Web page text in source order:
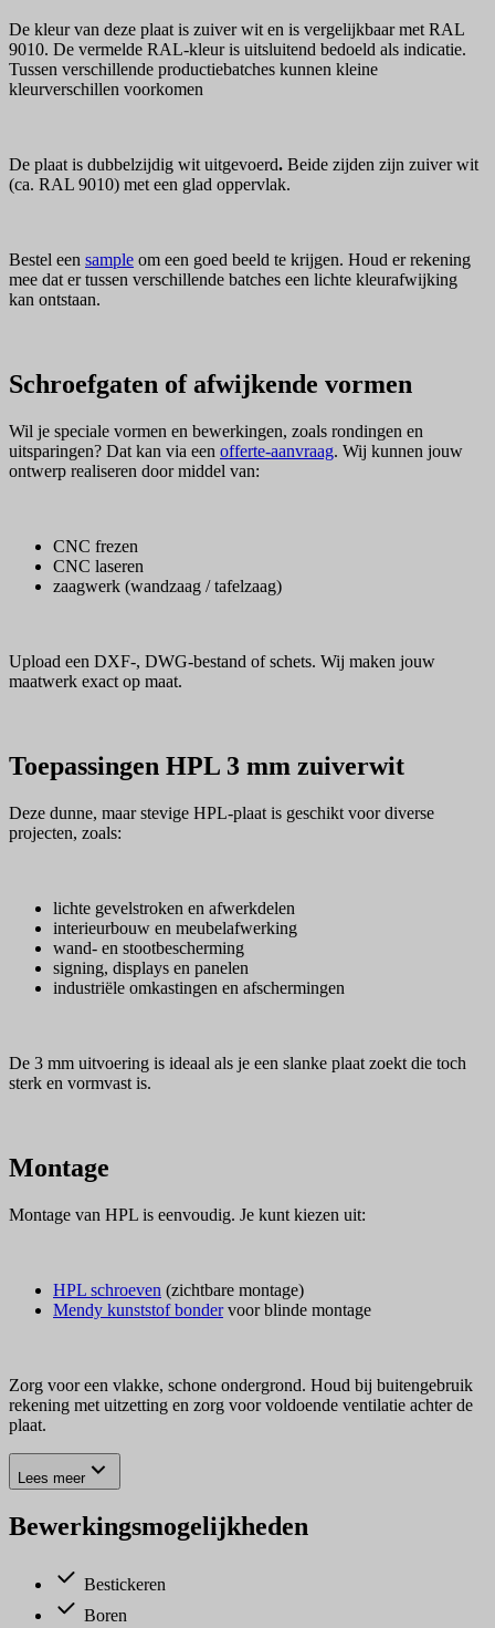
De kleur van deze plaat is zuiver wit en is vergelijkbaar met RAL
9010. De vermelde RAL-kleur is uitsluitend bedoeld als indicatie.
Tussen verschillende productiebatches kunnen kleine
kleurverschillen voorkomen
De plaat is dubbelzijdig wit uitgevoerd. Beide zijden zijn zuiver wit
(ca. RAL 9010) met een glad oppervlak.
Bestel een sample om een goed beeld te krijgen. Houd er rekening
mee dat er tussen verschillende batches een lichte kleurafwijking
kan ontstaan.
Schroefgaten of afwijkende vormen
Wil je speciale vormen en bewerkingen, zoals rondingen en
uitsparingen? Dat kan via een offerte-aanvraag. Wij kunnen jouw
ontwerp realiseren door middel van:
CNC frezen
CNC laseren
zaagwerk (wandzaag / tafelzaag)
Upload een DXF-, DWG-bestand of schets. Wij maken jouw
maatwerk exact op maat.
Toepassingen HPL 3 mm zuiverwit
Deze dunne, maar stevige HPL-plaat is geschikt voor diverse
projecten, zoals:
lichte gevelstroken en afwerkdelen
interieurbouw en meubelafwerking
wand- en stootbescherming
signing, displays en panelen
industriële omkastingen en afschermingen
De 3 mm uitvoering is ideaal als je een slanke plaat zoekt die toch
sterk en vormvast is.
Montage
Montage van HPL is eenvoudig. Je kunt kiezen uit:
HPL schroeven (zichtbare montage)
Mendy kunststof bondervoor blinde montage
Zorg voor een vlakke, schone ondergrond. Houd bij buitengebruik
rekening met uitzetting en zorg voor voldoende ventilatie achter de
plaat.
Lees meer
Bewerkingsmogelijkheden
Bestickeren
Boren